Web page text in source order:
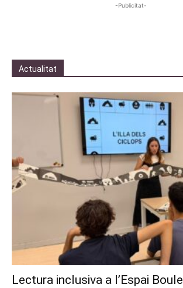
-Publicitat-
Actualitat
Lectura inclusiva a l’Espai Boule